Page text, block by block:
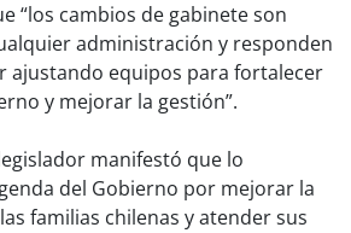
“los cambios de gabinete son
administración y responden
ajustando equipos para fortalecer
y mejorar la gestión”.
manifestó que lo
del Gobierno por mejorar la
familias chilenas y atender sus